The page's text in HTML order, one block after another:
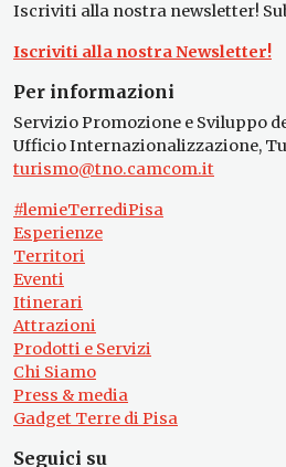
Iscriviti alla nostra newsletter!
Iscriviti alla nostra Newsletter!
Per informazioni
Servizio Promozione e Sviluppo
Ufficio Internazionalizzazione,
turismo@tno.camcom.it
#lemieTerrediPisa
Esperienze
Territori
Eventi
Itinerari
Attrazioni
Prodotti e Servizi
Chi Siamo
Press & media
Gadget Terre di Pisa
Seguici su